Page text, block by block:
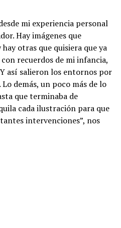
mi experiencia personal
Hay imágenes que
otras que quisiera que ya
recuerdos de mi infancia,
así salieron los entornos por
demás, un poco más de lo
que terminaba de
cada ilustración para que
intervenciones”, nos